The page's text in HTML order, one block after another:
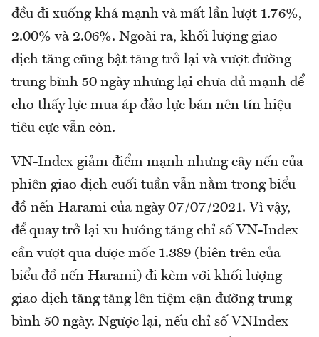
đều đi xuống khá mạnh và mất lần lượt 1.76%,
2.00% và 2.06%. Ngoài ra, khối lượng giao
dịch tăng cũng bật tăng trở lại và vượt đường
trung bình 50 ngày nhưng lại chưa đủ mạnh để
cho thấy lực mua áp đảo lực bán nên tín hiệu
tiêu cực vẫn còn.
VN-Index giảm điểm mạnh nhưng cây nến của
phiên giao dịch cuối tuần vẫn nằm trong biểu
đồ nến Harami của ngày 07/07/2021. Vì vậy,
để quay trở lại xu hướng tăng chỉ số VN-Index
cần vượt qua được mốc 1.389 (biên trên của
biểu đồ nến Harami) đi kèm với khối lượng
giao dịch tăng tăng lên tiệm cận đường trung
bình 50 ngày. Ngược lại, nếu chỉ số VNIndex